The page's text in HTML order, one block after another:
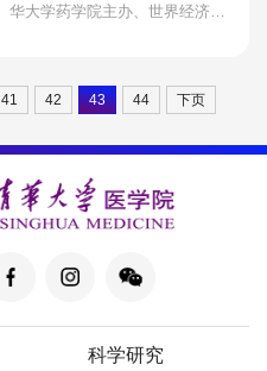
政策峰会成功举行
华大学药学院主办、世界经济论
利召开。本次峰会紧...
41 42 43 44 下页
科学研究